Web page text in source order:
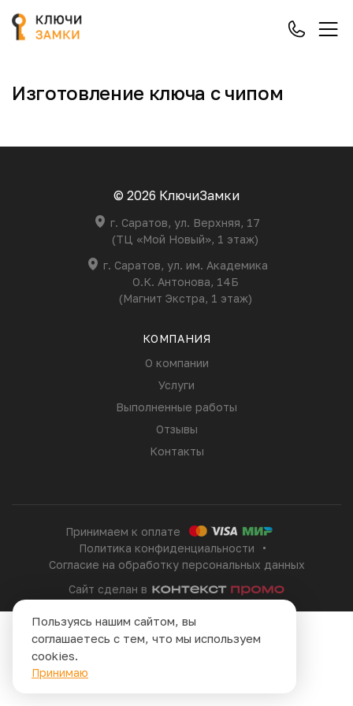
Изготовление ключа с чипом
© 2026 КлючиЗамки
г. Саратов, ул. Верхняя, 17
(ТЦ «Мой Новый», 1 этаж)
г. Саратов, ул. им. Академика
О.К. Антонова, 14Б
(Магнит Экстра, 1 этаж)
КОМПАНИЯ
О компании
Услуги
Выполненные работы
Отзывы
Контакты
Принимаем к оплате
Политика конфиденциальности
Согласие на обработку персональных данных
Сайт сделан в
Пользуясь нашим сайтом, вы
соглашаетесь с тем, что мы используем
cookies.
Принимаю